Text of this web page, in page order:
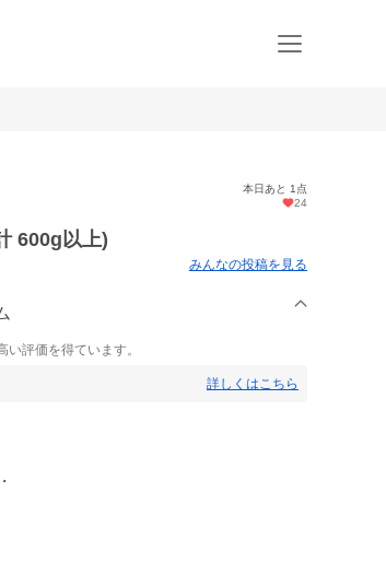
本日あと 1点
24
600g以上)
みんなの投稿を見る
評価を得ています。
詳しくはこちら